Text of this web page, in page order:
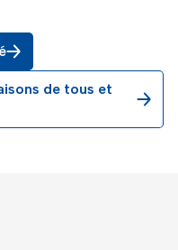
de tous et